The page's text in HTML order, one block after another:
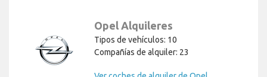
Opel Alquileres
Tipos de vehículos: 10
Compañías de alquiler: 23